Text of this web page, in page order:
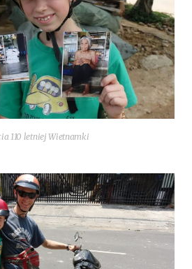
110 let­niej Wietnamki